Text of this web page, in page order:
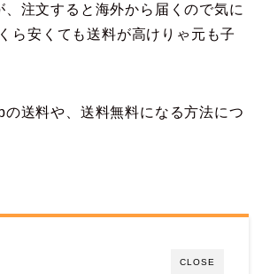
注文すると海外から届くので気に
ら安くても送料が高けりゃ元も子
送料や、送料無料になる方法につ
CLOSE